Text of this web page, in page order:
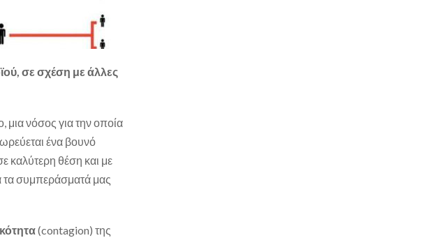
σε σχέση με άλλες
μια νόσος για την οποία
ένα βουνό
καλύτερη θέση και με
τα συμπεράσματά μας
(contagion) της